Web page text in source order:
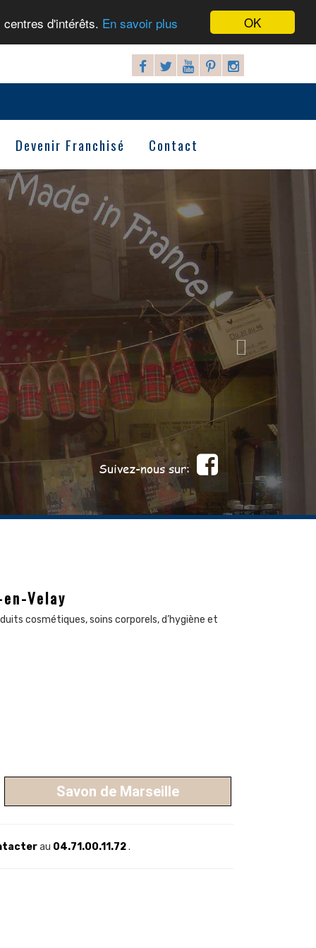
OK
d'intérêts. En savoir plus
Devenir Franchisé Contact
Suivez-nous sur:
Velay
cosmétiques, soins corporels, d’hygiène et
Savon de Marseille
au 04.71.00.11.72.